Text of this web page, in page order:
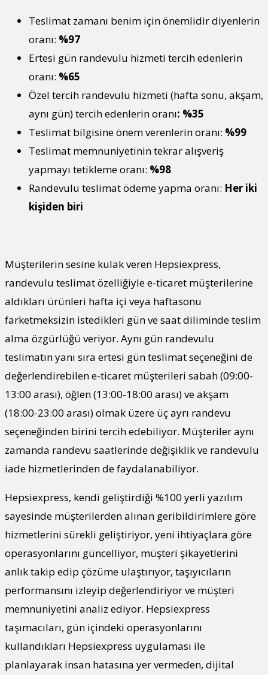
Teslimat zamanı benim için önemlidir diyenlerin
oranı: %97
Ertesi gün randevulu hizmeti tercih edenlerin
oranı: %65
Özel tercih randevulu hizmeti (hafta sonu, akşam,
aynı gün) tercih edenlerin oranı: %35
Teslimat bilgisine önem verenlerin oranı: %99
Teslimat memnuniyetinin tekrar alışveriş
yapmayı tetikleme oranı: %98
Randevulu teslimat ödeme yapma oranı: Her iki
kişiden biri
Müşterilerin sesine kulak veren Hepsiexpress,
randevulu teslimat özelliğiyle e-ticaret müşterilerine
aldıkları ürünleri hafta içi veya haftasonu
farketmeksizin istedikleri gün ve saat diliminde teslim
alma özgürlüğü veriyor. Aynı gün randevulu
teslimatın yanı sıra ertesi gün teslimat seçeneğini de
değerlendirebilen e-ticaret müşterileri sabah (09:00-
13:00 arası), öğlen (13:00-18:00 arası) ve akşam
(18:00-23:00 arası) olmak üzere üç ayrı randevu
seçeneğinden birini tercih edebiliyor. Müşteriler aynı
zamanda randevu saatlerinde değişiklik ve randevulu
iade hizmetlerinden de faydalanabiliyor.
Hepsiexpress, kendi geliştirdiği %100 yerli yazılım
sayesinde müşterilerden alınan geribildirimlere göre
hizmetlerini sürekli geliştiriyor, yeni ihtiyaçlara göre
operasyonlarını güncelliyor, müşteri şikayetlerini
anlık takip edip çözüme ulaştırıyor, taşıyıcıların
performansını izleyip değerlendiriyor ve müşteri
memnuniyetini analiz ediyor. Hepsiexpress
taşımacıları, gün içindeki operasyonlarını
kullandıkları Hepsiexpress uygulaması ile
planlayarak insan hatasına yer vermeden, dijital